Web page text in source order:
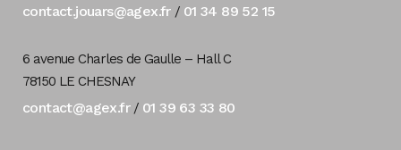
contact.jouars@agex.fr/ 01 34 89 52 15
6 avenue Charles de Gaulle – Hall C
78150 LE CHESNAY
contact@agex.fr/ 01 39 63 33 80